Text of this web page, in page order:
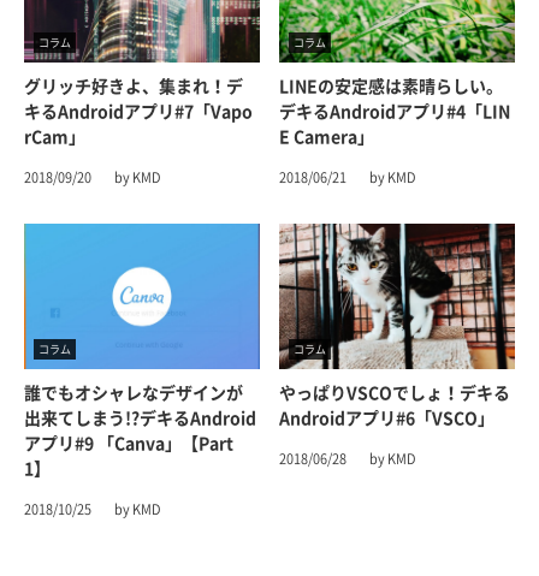
コラム
グリッチ好きよ、集まれ！デ
キるAndroidアプリ#7「Vapo
RCam」
2018/09/20 by KMD
コラム
LINEの安定感は素晴らしい。
デキるAndroidアプリ#4「LIN
E Camera」
2018/06/21 by KMD
コラム
誰でもオシャレなデザインが
出来てしまう!?デキるAndroid
アプリ#9 「Canva」【part
1】
2018/10/25 by KMD
コラム
やっぱりVSCOでしょ！デキる
Androidアプリ#6「VSCO」
2018/06/28 by KMD